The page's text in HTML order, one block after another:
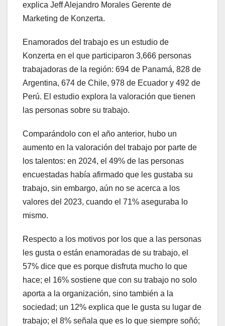
explica Jeff Alejandro Morales Gerente de
Marketing de Konzerta.
Enamorados del trabajo es un estudio de
Konzerta en el que participaron 3,666 personas
trabajadoras de la región: 694 de Panamá, 828 de
Argentina, 674 de Chile, 978 de Ecuador y 492 de
Perú. El estudio explora la valoración que tienen
las personas sobre su trabajo.
Comparándolo con el año anterior, hubo un
aumento en la valoración del trabajo por parte de
los talentos: en 2024, el 49% de las personas
encuestadas había afirmado que les gustaba su
trabajo, sin embargo, aún no se acerca a los
valores del 2023, cuando el 71% aseguraba lo
mismo.
Respecto a los motivos por los que a las personas
les gusta o están enamoradas de su trabajo, el
57% dice que es porque disfruta mucho lo que
hace; el 16% sostiene que con su trabajo no solo
aporta a la organización, sino también a la
sociedad; un 12% explica que le gusta su lugar de
trabajo; el 8% señala que es lo que siempre soñó;